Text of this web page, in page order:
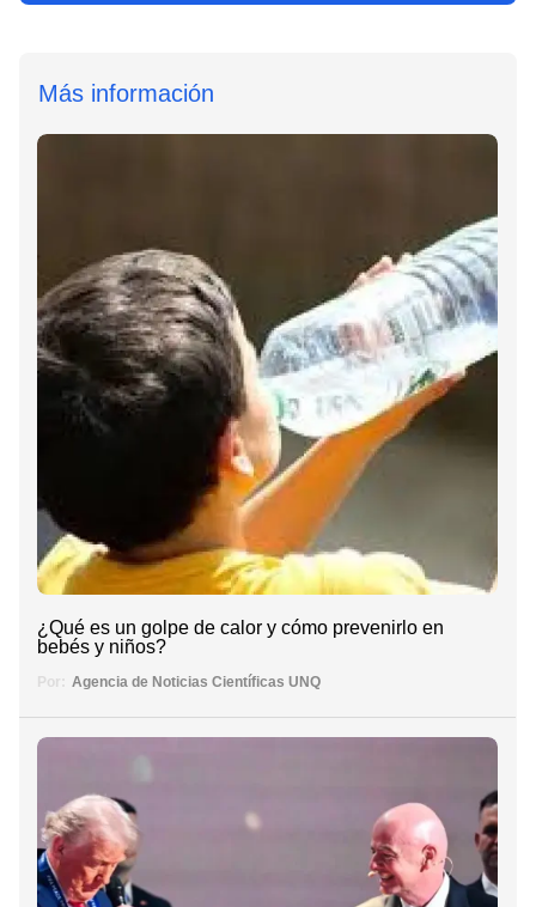
Más información
¿Qué es un golpe de calor y cómo prevenirlo en
bebés y niños?
Por: Agencia de Noticias Científicas UNQ